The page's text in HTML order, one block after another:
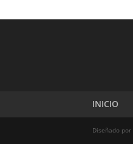
INICIO
Diseñado por